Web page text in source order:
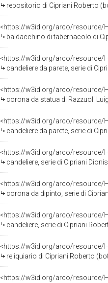
repositorio di Cipriani Roberto
<https://w3id.org/arco/resource/
baldacchino di tabernacolo di
<https://w3id.org/arco/resource/
candeliere da parete, serie di
<https://w3id.org/arco/resource/
corona da statua di Razzuoli
<https://w3id.org/arco/resource/
candeliere da parete, serie di
<https://w3id.org/arco/resource/
candeliere, serie di Cipriani
<https://w3id.org/arco/resource/
corona da dipinto, serie di
<https://w3id.org/arco/resource/
candeliere, serie di Cipriani
<https://w3id.org/arco/resource/
reliquiario di Cipriani Roberto
<https://w3id.org/arco/resource/